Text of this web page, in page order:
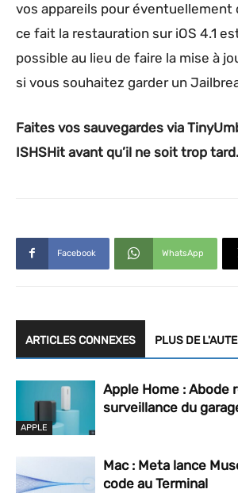
vos appareils pour éventuellement
ce fait la restauration sur iOS 4.1
possible au lieu de faire la mise à
si vous souhaitez garder un
Faites vos sauvegardes via
ISHSHit avant qu’il ne soit trop tard.
Facebook WhatsApp
ARTICLES CONNEXES PLUS DE
APPLE
Apple Home : Abode
surveillance du
Mac : Meta lance
code au Terminal